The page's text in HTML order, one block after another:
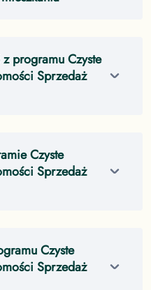
programu Czyste
Sprzedaż
Czyste
Sprzedaż
Czyste
Sprzedaż